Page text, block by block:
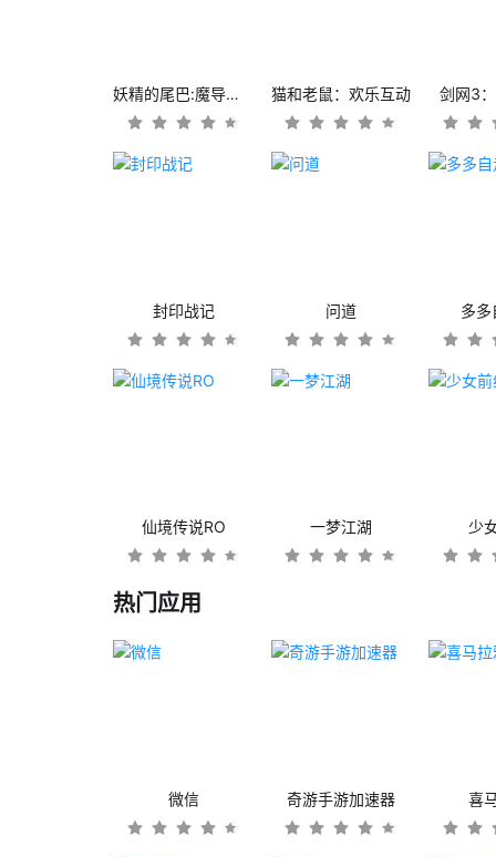
妖精的尾巴:魔导少年 猫和老鼠：欢乐互动 剑网3
封印战记 问道 多多
仙境传说RO 一梦江湖 少
热门应用
微信 奇游手游加速器 喜